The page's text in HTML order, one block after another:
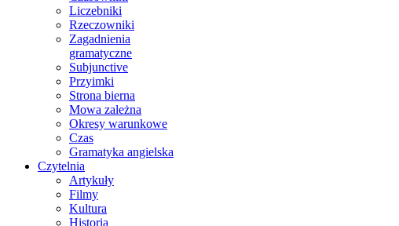
Liczebniki
Rzeczowniki
Zagadnienia
gramatyczne
Subjunctive
Przyimki
Strona bierna
Mowa zależna
Okresy warunkowe
Czas
Gramatyka angielska
Czytelnia
Artykuły
Filmy
Kultura
Historia